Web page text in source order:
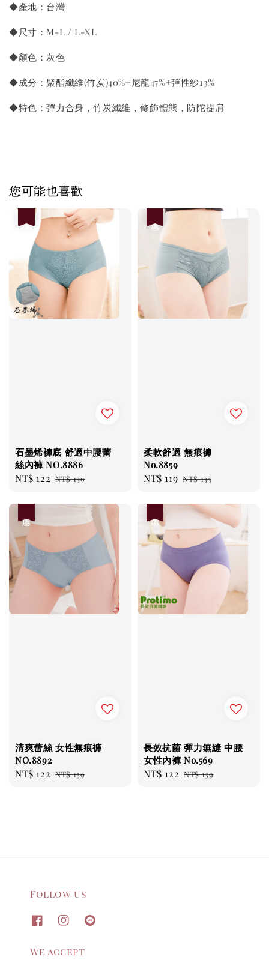
◆產地：台灣
◆尺寸：M-L / L-XL
◆顏色：灰色
◆成分：聚酯纖維(竹炭)40%+尼龍47%+彈性紗13%
◆特色：彈力合身，竹炭纖維，修飾體態，防陀提肩
您可能也喜歡
石墨烯褲底 舒適中腰蕾
絲內褲 NO.8886
Sale
NT$ 122 Regular
NT$ 139
柔軟舒適 無痕褲
No.8859
Sale
NT$ 119 Regular
NT$ 135
清爽蕾絲 女性無痕褲
NO.8892
Sale
NT$ 122 Regular
NT$ 139
長效抗菌 彈力無縫 中腰
女性內褲 No.569
Sale
NT$ 122 Regular
NT$ 139
Follow us
We accept